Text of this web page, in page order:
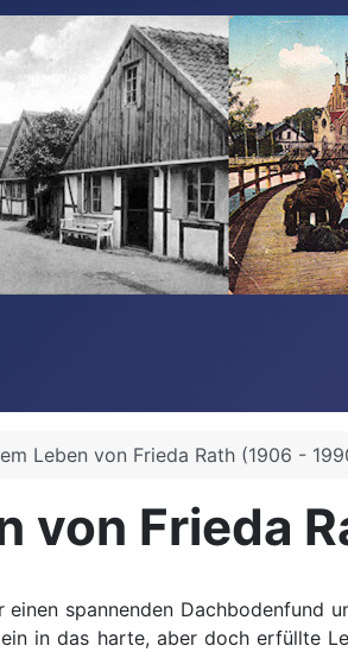
Leben von Frieda Rath (1906 -
von Frieda
spannenden Dachbodenfund
in das harte, aber doch erfüllte